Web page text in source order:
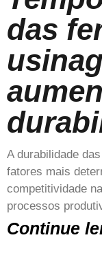
das
A durabilidade
fatores mais
competitividade
processos
Continue